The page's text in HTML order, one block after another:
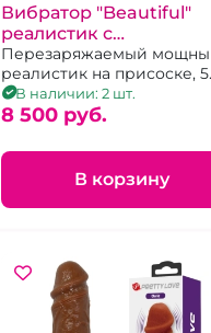
Вибратор "Beautiful"
реалистик с
поступательными
движениями
Перезаряжаемый
реалистик на присоске, 5
режимов работы
В наличии: 2 шт.
8 500 pуб.
В корзину